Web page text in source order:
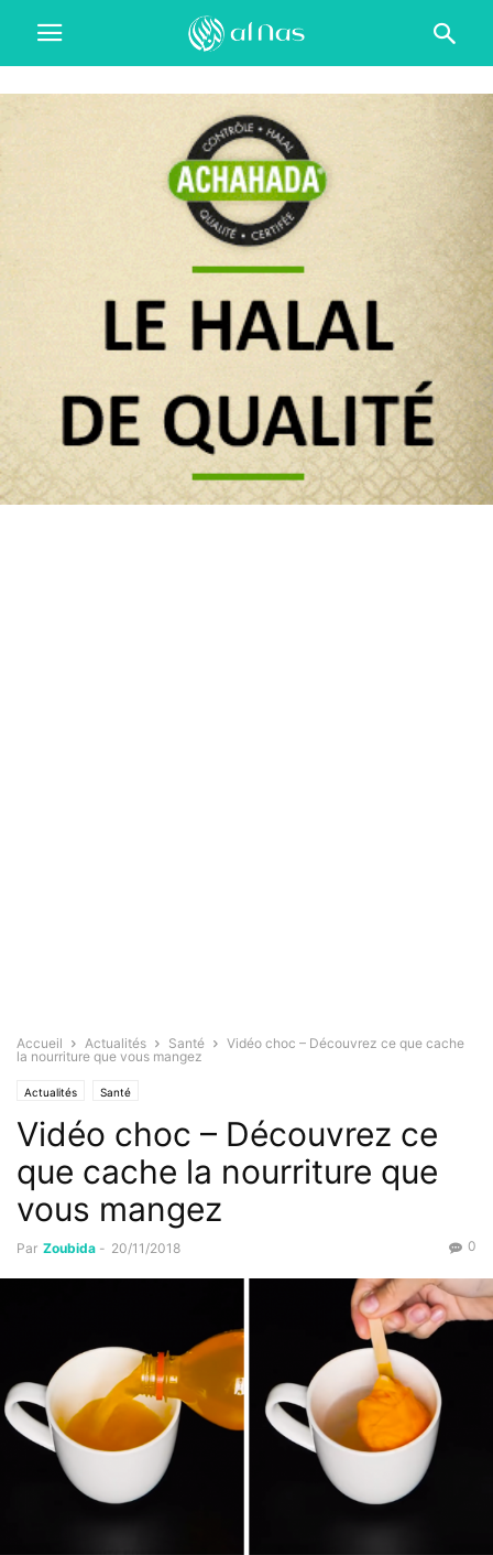
Accueil Actualités Santé
Vidéo choc – Découvrez ce que cache
la nourriture que vous mangez
Actualités Santé
Vidéo choc – Découvrez ce
que cache la nourriture que
vous mangez
Par Zoubida - 20/11/2018 0